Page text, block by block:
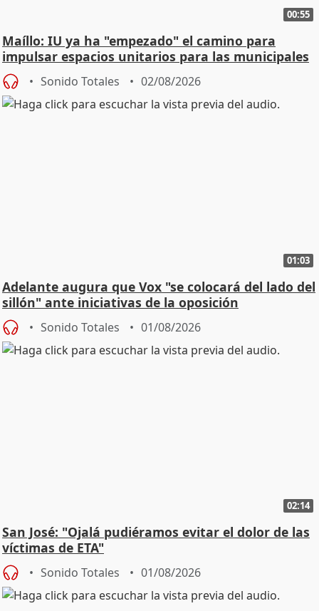
00:55
Maíllo: IU ya ha "empezado" el camino para
impulsar espacios unitarios para las municipales
Sonido Totales 02/08/2026
01:03
Adelante augura que Vox "se colocará del lado del
sillón" ante iniciativas de la oposición
Sonido Totales 01/08/2026
02:14
San José: "Ojalá pudiéramos evitar el dolor de las
víctimas de ETA"
Sonido Totales 01/08/2026